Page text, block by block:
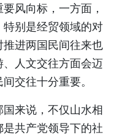
风向标，一方面，
别是经贸领域的对
进两国民间往来也
人文交往方面会迈
交往十分重要。
来说，不仅山水相
共产党领导下的社